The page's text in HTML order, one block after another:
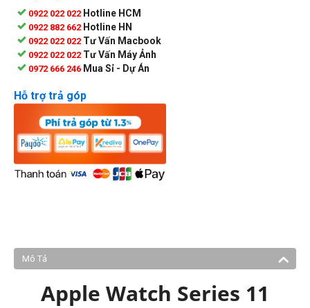
0922 022 022 Hotline HCM
0922 882 662 Hotline HN
0922 022 022 Tư Vấn Macbook
0922 022 022 Tư Vấn Máy Ảnh
0972 666 246 Mua Sỉ - Dự Án
Hỗ trợ trả góp
Mô Tả
Apple Watch Series 11